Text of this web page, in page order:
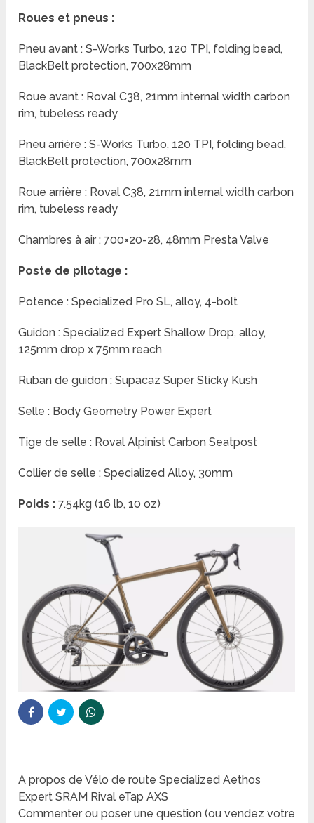
Roues et pneus :
Pneu avant : S-Works Turbo, 120 TPI, folding bead,
BlackBelt protection, 700x28mm
Roue avant : Roval C38, 21mm internal width carbon
rim, tubeless ready
Pneu arrière : S-Works Turbo, 120 TPI, folding bead,
BlackBelt protection, 700x28mm
Roue arrière : Roval C38, 21mm internal width carbon
rim, tubeless ready
Chambres à air : 700×20-28, 48mm Presta Valve
Poste de pilotage :
Potence : Specialized Pro SL, alloy, 4-bolt
Guidon : Specialized Expert Shallow Drop, alloy,
125mm drop x 75mm reach
Ruban de guidon : Supacaz Super Sticky Kush
Selle : Body Geometry Power Expert
Tige de selle : Roval Alpinist Carbon Seatpost
Collier de selle : Specialized Alloy, 30mm
Poids : 7.54kg (16 lb, 10 oz)
A propos de Vélo de route Specialized Aethos
Expert SRAM Rival eTap AXS
Commenter ou poser une question (ou vendez votre